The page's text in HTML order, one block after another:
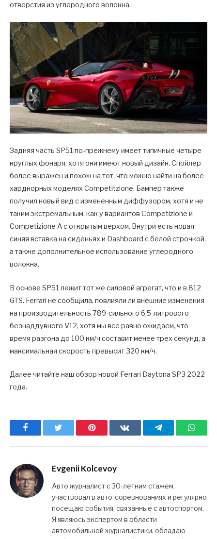
отверстия из углеродного волокна.
Задняя часть SP51 по-прежнему имеет типичные четыре
круглых фонаря, хотя они имеют новый дизайн. Спойлер
более выражен и похож на тот, что можно найти на более
хардкорных моделях Competitzione. Бампер также
получил новый вид с измененным диффузором, хотя и не
таким экстремальным, как у вариантов Competizione и
Competizione A с открытым верхом. Внутри есть новая
синяя вставка на сиденьях и Dashboard с белой строчкой,
а также дополнительное использование углеродного
волокна.
В основе SP51 лежит тот же силовой агрегат, что и в 812
GTS. Ferrari не сообщила, повлияли ли внешние изменения
на производительность 789-сильного 6,5-литрового
безнаддувного V12, хотя мы все равно ожидаем, что
время разгона до 100 км/ч составит менее трех секунд, а
максимальная скорость превысит 320 км/ч.
Далее читайте наш обзор новой Ferrari Daytona SP3 2022
года.
Facebook Pinterest ВКонтактеTelegram
Evgenii Kolcevoy
Авто журналист с 30-летним стажем,
участвовал в авто-соревнованиях и регулярно
посещаю события, связанные с автоспортом.
Я являюсь экспертом в области
автомобильной журналистики, обладаю